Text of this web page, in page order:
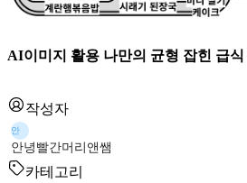
AI이미지 활용 나만의 균형 잡힌 급식
작성자
안
안녕빨간머리앤쌤
카테고리